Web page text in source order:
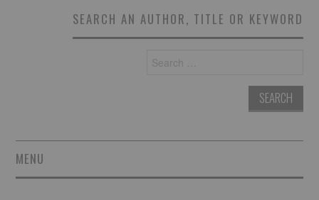
SEARCH AN AUTHOR, TITLE OR KEYWORD
for:
MENU